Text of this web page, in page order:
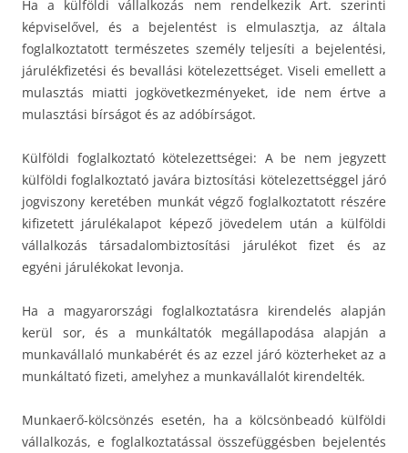
Ha a külföldi vállalkozás nem rendelkezik Art. szerinti
képviselővel, és a bejelentést is elmulasztja, az általa
foglalkoztatott természetes személy teljesíti a bejelentési,
járulékfizetési és bevallási kötelezettséget. Viseli emellett a
mulasztás miatti jogkövetkezményeket, ide nem értve a
mulasztási bírságot és az adóbírságot.
Külföldi foglalkoztató kötelezettségei: A be nem jegyzett
külföldi foglalkoztató javára biztosítási kötelezettséggel járó
jogviszony keretében munkát végző foglalkoztatott részére
kifizetett járulékalapot képező jövedelem után a külföldi
vállalkozás társadalombiztosítási járulékot fizet és az
egyéni járulékokat levonja.
Ha a magyarországi foglalkoztatásra kirendelés alapján
kerül sor, és a munkáltatók megállapodása alapján a
munkavállaló munkabérét és az ezzel járó közterheket az a
munkáltató fizeti, amelyhez a munkavállalót kirendelték.
Munkaerő-kölcsönzés esetén, ha a kölcsönbeadó külföldi
vállalkozás, e foglalkoztatással összefüggésben bejelentés